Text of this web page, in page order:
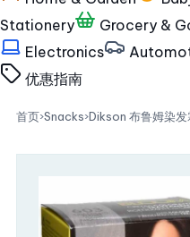
Stationery
Grocery &
Electronics
优惠指南
首页›Snacks›Dikson 布鲁姆染